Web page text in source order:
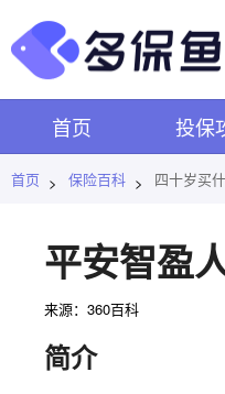
首页 投保
首页 > 保险百科 > 四十岁买
平安智盈
来源：360百科
简介